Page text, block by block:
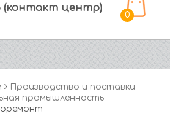
(контакт центр)
0
Производство и поставки
промышленность